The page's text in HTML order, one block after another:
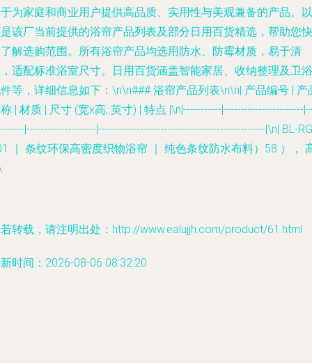
为家庭和商业用户提供高品质、实用性与美观兼备的产品。以
该厂当前提供的浴帘产品列表及部分日用百货精选，帮助您快
解选购范围。所有浴帘产品均选用防水、防霉材质，易于清
适配标准浴室尺寸。日用百货涵盖智能家居、收纳整理及卫浴
等，详细信息如下：\n\n### 浴帘产品列表\n\n| 产品编号 | 产
| 材质 | 尺寸 (宽x高, 英寸) | 特点 |\n|-----------|-----------------------
|--------------------|------------------------------------------------|\n| BL-
｜ 条纹环保高密度织物浴帘 ｜ 纯色条纹防水布料）58 ），
转载，请注明出处：http://www.ealujjh.com/product/61.html
时间：2026-08-06 08:32:20